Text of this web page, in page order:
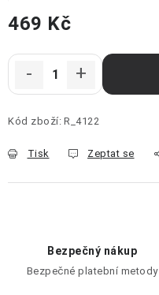
469 Kč
Kód zboží: R_4122
Tisk Zeptat se
Bezpečný nákup
Bezpečné platební metody